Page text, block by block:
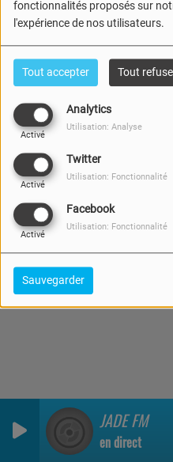
fonctionnalités proposés sur
l'expérience de nos utilisateurs.
Tout accepter Tout
Analytics
Activé
Utilisation: Analyse
Twitter
Activé
Utilisation: Fonctionnalité
Facebook
Activé
Utilisation: Fonctionnalité
Sauvegarder
JADE FM
en direct
0
19 MAI 2021